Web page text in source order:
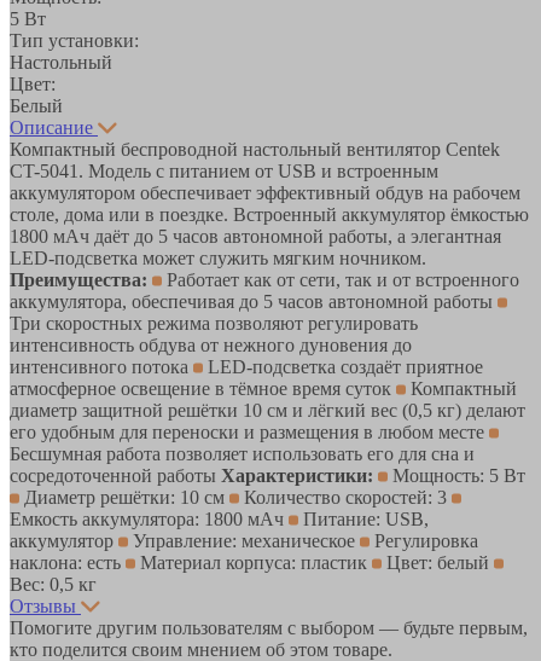
5 Вт
Тип установки:
Настольный
Цвет:
Белый
Описание
Компактный беспроводной настольный вентилятор Centek
CT-5041. Модель с питанием от USB и встроенным
аккумулятором обеспечивает эффективный обдув на рабочем
столе, дома или в поездке. Встроенный аккумулятор ёмкостью
1800 мАч даёт до 5 часов автономной работы, а элегантная
LED-подсветка может служить мягким ночником.
Преимущества:
Работает как от сети, так и от встроенного
аккумулятора, обеспечивая до 5 часов автономной работы
Три скоростных режима позволяют регулировать
интенсивность обдува от нежного дуновения до
интенсивного потока
LED-подсветка создаёт приятное
атмосферное освещение в тёмное время суток
Компактный
диаметр защитной решётки 10 см и лёгкий вес (0,5 кг) делают
его удобным для переноски и размещения в любом месте
Бесшумная работа позволяет использовать его для сна и
сосредоточенной работы Характеристики:
Мощность: 5 Вт
Диаметр решётки: 10 см
Количество скоростей: 3
Емкость аккумулятора: 1800 мАч
Питание: USB,
аккумулятор
Управление: механическое
Регулировка
наклона: есть
Материал корпуса: пластик
Цвет: белый
Вес: 0,5 кг
Отзывы
Помогите другим пользователям с выбором — будьте первым,
кто поделится своим мнением об этом товаре.